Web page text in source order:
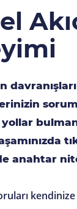
anahtar